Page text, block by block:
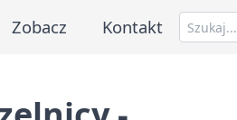
Zobacz Kontakt